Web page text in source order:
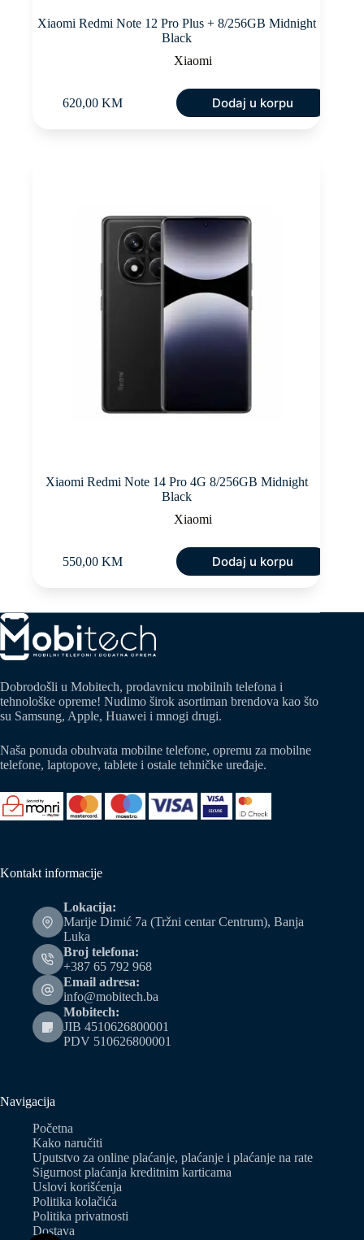
Xiaomi Redmi Note 12 Pro Plus + 8/256GB Midnight
Black
Xiaomi
620,00 KM Dodaj u korpu
Xiaomi Redmi Note 14 Pro 4G 8/256GB Midnight
Black
Xiaomi
550,00 KM Dodaj u korpu
Dobrodošli u Mobitech, prodavnicu mobilnih telefona i
tehnološke opreme! Nudimo širok asortiman brendova kao što
su Samsung, Apple, Huawei i mnogi drugi.
Naša ponuda obuhvata mobilne telefone, opremu za mobilne
telefone, laptopove, tablete i ostale tehničke uređaje.
Kontakt informacije
Lokacija:
Marije Dimić 7a (Tržni centar Centrum), Banja
Luka
Broj telefona:
+387 65 792 968
Email adresa:
info@mobitech.ba
Mobitech:
JIB 4510626800001
PDV 510626800001
Navigacija
Početna
Kako naručiti
Uputstvo za online plaćanje, plaćanje i plaćanje na rate
Sigurnost plaćanja kreditnim karticama
Uslovi korišćenja
Politika kolačića
Politika privatnosti
Dostava